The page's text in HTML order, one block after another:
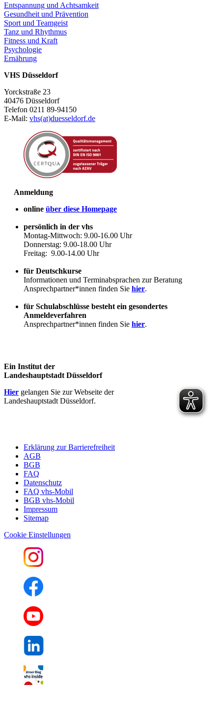
Entspannung und Achtsamkeit
Gesundheit und Prävention
Sport und Teamgeist
Tanz und Rhythmus
Fitness und Kraft
Psychologie
Ernährung
VHS Düsseldorf
Yorckstraße 23
40476 Düsseldorf
Telefon 0211 89-94150
E-Mail: vhs(at)duesseldorf.de
Anmeldung
online über diese Homepage
persönlich in der vhs
Montag-Mittwoch: 9.00-16.00 Uhr
Donnerstag: 9.00-18.00 Uhr
Freitag: 9.00-14.00 Uhr
für Deutschkurse
Informationen und Terminabsprachen zur Beratung
Ansprechpartner*innen finden Sie hier.
für Schulabschlüsse besteht ein gesondertes
Anmeldeverfahren
Ansprechpartner*innen finden Sie hier.
Ein Institut der
Landeshauptstadt Düsseldorf
Hier gelangen Sie zur Webseite der
Landeshauptstadt Düsseldorf.
Erklärung zur Barrierefreiheit
AGB
BGB
FAQ
Datenschutz
FAQ vhs-Mobil
BGB vhs-Mobil
Impressum
Sitemap
Cookie Einstellungen